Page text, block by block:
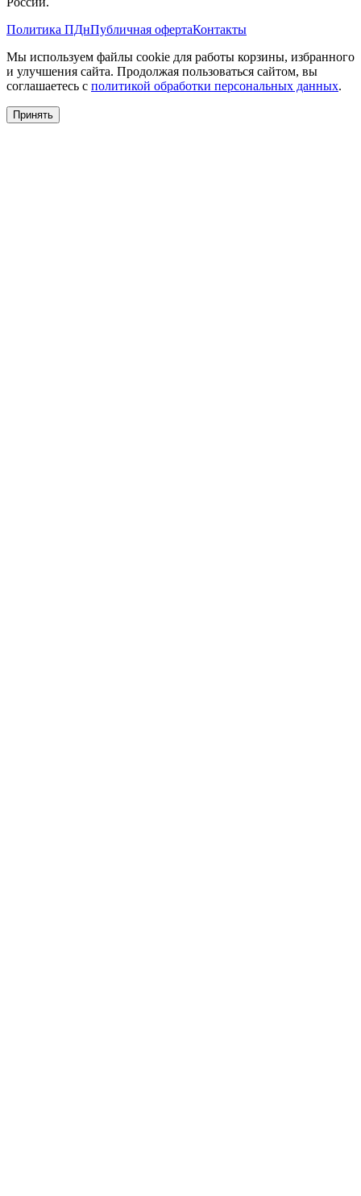
Политика ПДнПубличная офертаКонтакты
Мы используем файлы cookie для работы корзины, избранного
и улучшения сайта. Продолжая пользоваться сайтом, вы
соглашаетесь с политикой обработки персональных данных.
Принять